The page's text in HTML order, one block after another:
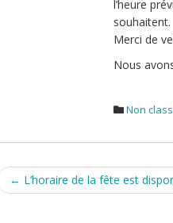
l’heure
souhaitent.
Merci de
Nous
Non
← L’horaire de la fête est